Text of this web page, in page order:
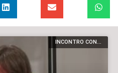
INCONTRO CON...